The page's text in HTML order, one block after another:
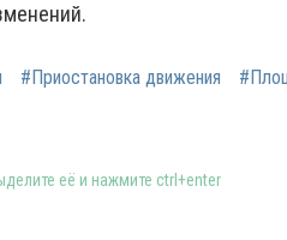
#Приостановка движения
её и нажмите ctrl+enter